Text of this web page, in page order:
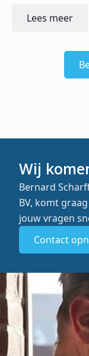
Lees meer
Wij
Bernard
BV, komt
jouw vragen
Contact